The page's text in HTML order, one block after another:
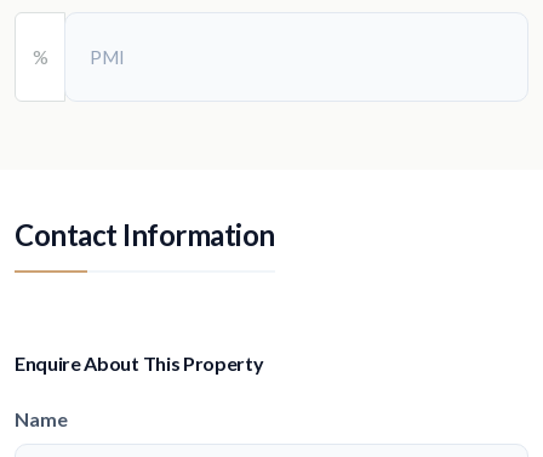
%
Contact Information
Enquire About This Property
Name